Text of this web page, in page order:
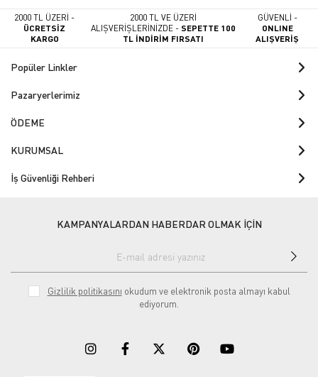
2000 TL ÜZERİ -
ÜCRETSİZ
KARGO
2000 TL VE ÜZERİ
ALIŞVERİŞLERİNİZDE -SEPETTE 100
TL İNDİRİM FIRSATI
GÜVENLİ -
ONLINE
ALIŞVERİŞ
Popüler Linkler
Pazaryerlerimiz
ÖDEME
KURUMSAL
İş Güvenliği Rehberi
KAMPANYALARDAN HABERDAR OLMAK İÇİN
Gizlilik politikasını okudum ve elektronik posta almayı kabul
ediyorum.